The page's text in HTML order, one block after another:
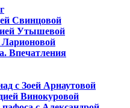
Свинцовой
Утышевой
Впечатления
с Зоей Арнаутовой
Винокуровой